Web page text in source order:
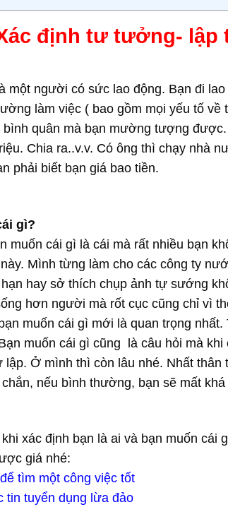
định tư tưởng- lập
một người có sức lao động. Bạn đi
làm việc ( bao gồm mọi yếu tố
quân mà bạn mường tượng
Chia ra..v.v. Có ông thì chạy nhà
phải biết bạn giá bao tiền.
gì?
muốn cái gì là cái mà rất nhiều bạn
Mình từng làm cho các công ty
hay sở thích chụp ảnh tự sướng
hơn người mà rốt cục cũng chỉ vì
muốn cái gì mới là quan trọng
muốn cái gì cũng là câu hỏi mà
lập. Ở mình thì còn lâu nhé. Nhất
nếu bình thường, bạn sẽ mất
khi xác định bạn là ai và bạn muốn
giá nhé:
tìm một công việc tốt
tin tuyển dụng lừa đảo